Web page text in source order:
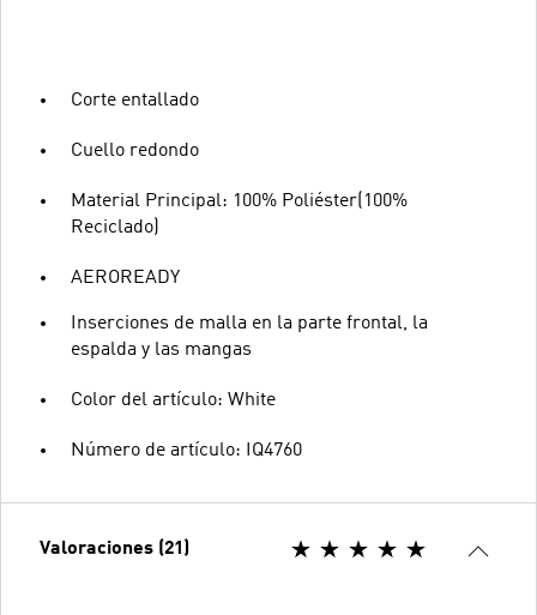
Corte entallado
Cuello redondo
Material Principal: 100% Poliéster(100%
Reciclado)
AEROREADY
Inserciones de malla en la parte frontal, la
espalda y las mangas
Color del artículo: White
Número de artículo: IQ4760
Valoraciones (21)